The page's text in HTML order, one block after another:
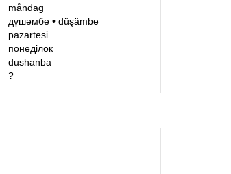
måndag
дүшәмбе• düşämbe
pazartesi
понеділок
dushanba
?